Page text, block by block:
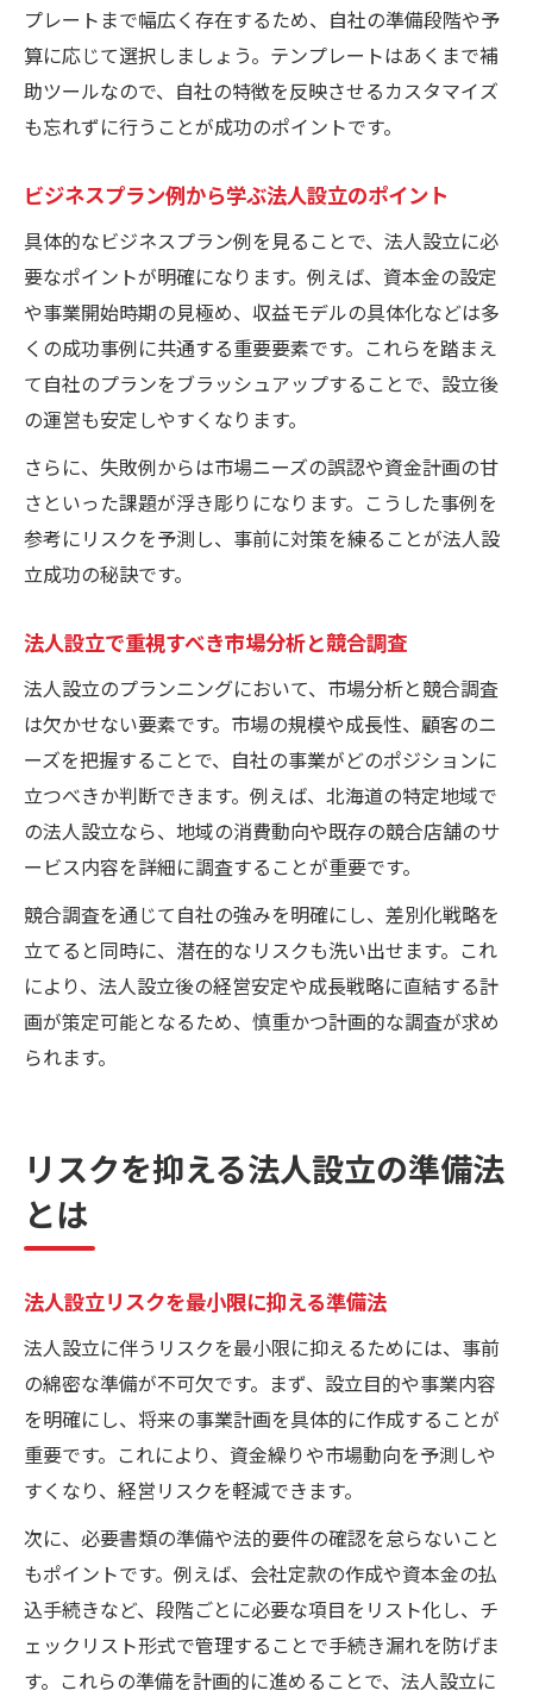
プレートまで幅広く存在するため、自社の準備段階や予
算に応じて選択しましょう。テンプレートはあくまで補
助ツールなので、自社の特徴を反映させるカスタマイズ
も忘れずに行うことが成功のポイントです。
ビジネスプラン例から学ぶ法人設立のポイント
具体的なビジネスプラン例を見ることで、法人設立に必
要なポイントが明確になります。例えば、資本金の設定
や事業開始時期の見極め、収益モデルの具体化などは多
くの成功事例に共通する重要要素です。これらを踏まえ
て自社のプランをブラッシュアップすることで、設立後
の運営も安定しやすくなります。
さらに、失敗例からは市場ニーズの誤認や資金計画の甘
さといった課題が浮き彫りになります。こうした事例を
参考にリスクを予測し、事前に対策を練ることが法人設
立成功の秘訣です。
法人設立で重視すべき市場分析と競合調査
法人設立のプランニングにおいて、市場分析と競合調査
は欠かせない要素です。市場の規模や成長性、顧客のニ
ーズを把握することで、自社の事業がどのポジションに
立つべきか判断できます。例えば、北海道の特定地域で
の法人設立なら、地域の消費動向や既存の競合店舗のサ
ービス内容を詳細に調査することが重要です。
競合調査を通じて自社の強みを明確にし、差別化戦略を
立てると同時に、潜在的なリスクも洗い出せます。これ
により、法人設立後の経営安定や成長戦略に直結する計
画が策定可能となるため、慎重かつ計画的な調査が求め
られます。
リスクを抑える法人設立の準備法
とは
法人設立リスクを最小限に抑える準備法
法人設立に伴うリスクを最小限に抑えるためには、事前
の綿密な準備が不可欠です。まず、設立目的や事業内容
を明確にし、将来の事業計画を具体的に作成することが
重要です。これにより、資金繰りや市場動向を予測しや
すくなり、経営リスクを軽減できます。
次に、必要書類の準備や法的要件の確認を怠らないこと
もポイントです。例えば、会社定款の作成や資本金の払
込手続きなど、段階ごとに必要な項目をリスト化し、チ
ェックリスト形式で管理することで手続き漏れを防げま
す。これらの準備を計画的に進めることで、法人設立に